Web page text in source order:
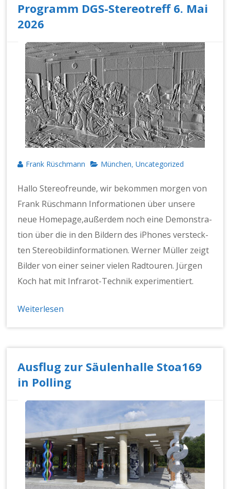
Programm DGS-Stereotreff 6. Mai
2026
Frank Rüschmann München ,Uncategorized
Hal­lo Stere­ofre­unde, wir bekom­men mor­gen von
Frank Rüschmann Infor­ma­tio­nen über unsere
neue Home­page,außer­dem noch eine Demon­stra­
tion über die in den Bildern des iPhones ver­steck­
ten Stere­o­bild­in­for­ma­tio­nen. Wern­er Müller zeigt
Bilder von ein­er sein­er vie­len Rad­touren. Jür­gen
Koch hat mit Infrarot-Tech­nik exper­i­men­tiert.
Weiterlesen
Ausflug zur Säulenhalle Stoa169
in Polling